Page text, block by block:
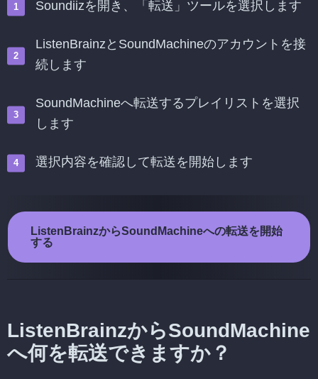
Soundiizを開き、「転送」ツールを選択します
ListenBrainzとSoundMachineのアカウントを接
続します
SoundMachineへ転送するプレイリストを選択
します
選択内容を確認して転送を開始します
ListenBrainzからSoundMachineへの転送を開始
する
ListenBrainzからSoundMachine
へ何を転送できますか？